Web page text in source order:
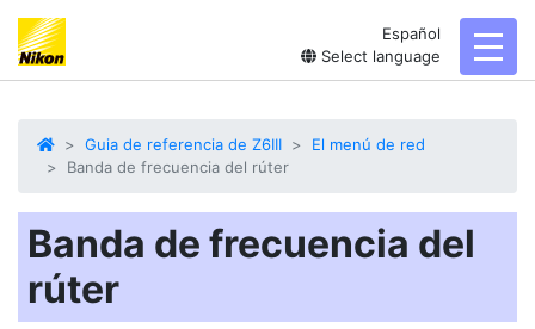
Español
Select language
Guia de referencia de Z6III
El menú de red
Banda de frecuencia del rúter
Banda de frecuencia del
rúter